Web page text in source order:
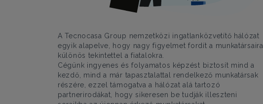
A Tecnocasa Group nemzetközi ingatlanközvetítő hálózat
egyik alapelve, hogy nagy figyelmet fordít a munkatársaira,
különös tekintettel a fiatalokra.
Cégünk ingyenes és folyamatos képzést biztosít mind a
kezdő, mind a már tapasztalattal rendelkező munkatársak
részére, ezzel támogatva a hálózat alá tartozó
partnerirodákat, hogy sikeresen be tudják illeszteni